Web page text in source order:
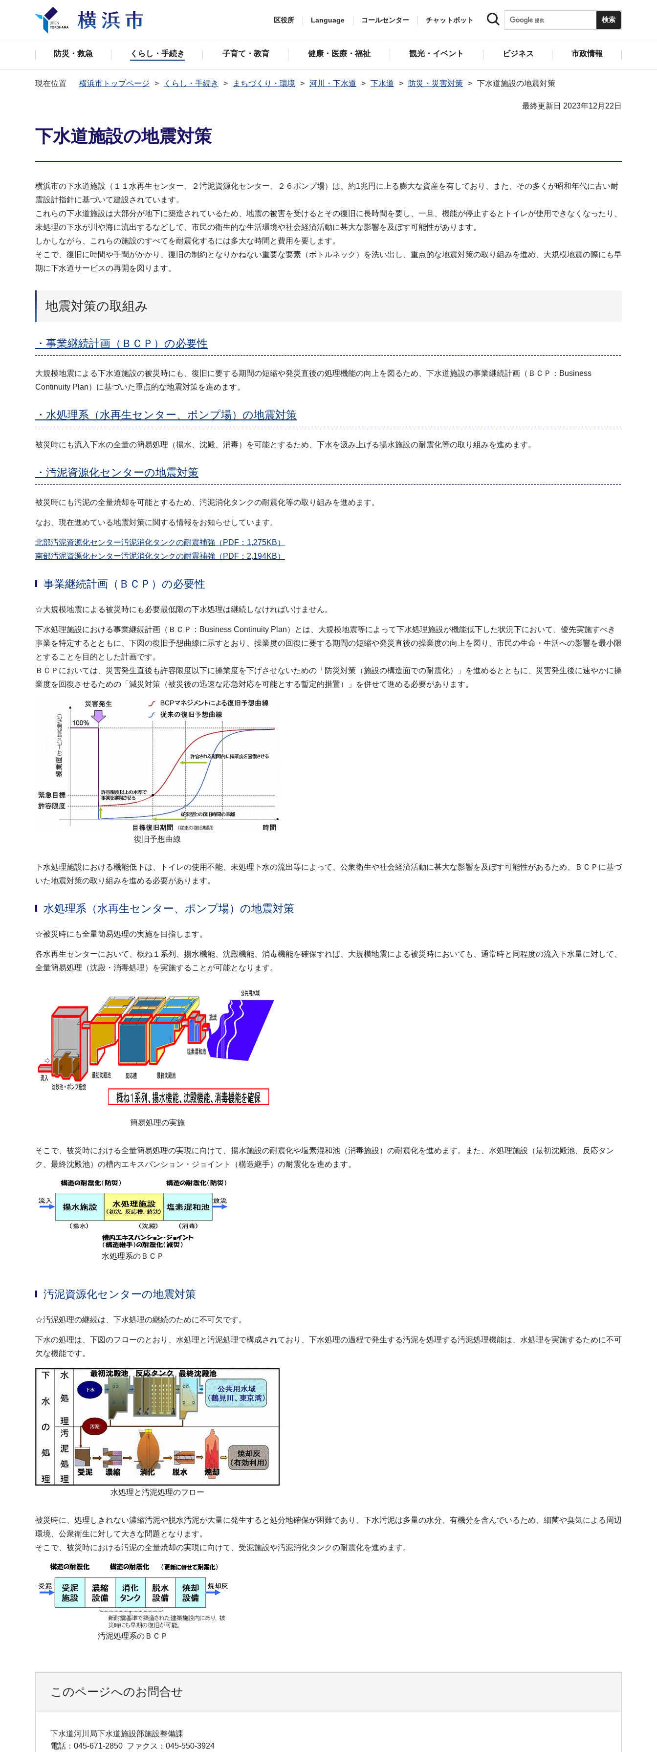
区役所 Language コールセンター チャットボット
防災・救急 くらし・手続き 子育て・教育 健康・医療・福祉 観光・イベント ビジネス 市政情報
現在位置 横浜市トップページ くらし・手続き まちづくり・環境 河川・下水道 下水道 防災・災害対策 下水道施設の地震対策
最終更新日 2023年12月22日
下水道施設の地震対策
横浜市の下水道施設（１１水再生センター、２汚泥資源化センター、２６ポンプ場）は、約1兆円に上る膨大な資産を有しており、また、その多くが昭和年代に古い耐
震設計指針に基づいて建設されています。
これらの下水道施設は大部分が地下に築造されているため、地震の被害を受けるとその復旧に長時間を要し、一旦、機能が停止するとトイレが使用できなくなったり、
未処理の下水が川や海に流出するなどして、市民の衛生的な生活環境や社会経済活動に甚大な影響を及ぼす可能性があります。
しかしながら、これらの施設のすべてを耐震化するには多大な時間と費用を要します。
そこで、復旧に時間や手間がかかり、復旧の制約となりかねない重要な要素（ボトルネック）を洗い出し、重点的な地震対策の取り組みを進め、大規模地震の際にも早
期に下水道サービスの再開を図ります。
地震対策の取組み
・事業継続計画（ＢＣＰ）の必要性
大規模地震による下水道施設の被災時にも、復旧に要する期間の短縮や発災直後の処理機能の向上を図るため、下水道施設の事業継続計画（ＢＣＰ：Business
Continuity Plan）に基づいた重点的な地震対策を進めます。
・水処理系（水再生センター、ポンプ場）の地震対策
被災時にも流入下水の全量の簡易処理（揚水、沈殿、消毒）を可能とするため、下水を汲み上げる揚水施設の耐震化等の取り組みを進めます。
・汚泥資源化センターの地震対策
被災時にも汚泥の全量焼却を可能とするため、汚泥消化タンクの耐震化等の取り組みを進めます。
なお、現在進めている地震対策に関する情報をお知らせしています。
北部汚泥資源化センター汚泥消化タンクの耐震補強（PDF：1,275KB）
南部汚泥資源化センター汚泥消化タンクの耐震補強（PDF：2,194KB）
事業継続計画（ＢＣＰ）の必要性
☆大規模地震による被災時にも必要最低限の下水処理は継続しなければいけません。
下水処理施設における事業継続計画（ＢＣＰ：Business Continuity Plan）とは、大規模地震等によって下水処理施設が機能低下した状況下において、優先実施すべき
事業を特定するとともに、下図の復旧予想曲線に示すとおり、操業度の回復に要する期間の短縮や発災直後の操業度の向上を図り、市民の生命・生活への影響を最小限
とすることを目的とした計画です。
ＢＣＰにおいては、災害発生直後も許容限度以下に操業度を下げさせないための「防災対策（施設の構造面での耐震化）」を進めるとともに、災害発生後に速やかに操
業度を回復させるための「減災対策（被災後の迅速な応急対応を可能とする暫定的措置）」を併せて進める必要があります。
復旧予想曲線
下水処理施設における機能低下は、トイレの使用不能、未処理下水の流出等によって、公衆衛生や社会経済活動に甚大な影響を及ぼす可能性があるため、ＢＣＰに基づ
いた地震対策の取り組みを進める必要があります。
水処理系（水再生センター、ポンプ場）の地震対策
☆被災時にも全量簡易処理の実施を目指します。
各水再生センターにおいて、概ね１系列、揚水機能、沈殿機能、消毒機能を確保すれば、大規模地震による被災時においても、通常時と同程度の流入下水量に対して、
全量簡易処理（沈殿・消毒処理）を実施することが可能となります。
簡易処理の実施
そこで、被災時における全量簡易処理の実現に向けて、揚水施設の耐震化や塩素混和池（消毒施設）の耐震化を進めます。また、水処理施設（最初沈殿池、反応タン
ク、最終沈殿池）の槽内エキスパンション・ジョイント（構造継手）の耐震化を進めます。
水処理系のＢＣＰ
汚泥資源化センターの地震対策
☆汚泥処理の継続は、下水処理の継続のために不可欠です。
下水の処理は、下図のフローのとおり、水処理と汚泥処理で構成されており、下水処理の過程で発生する汚泥を処理する汚泥処理機能は、水処理を実施するために不可
欠な機能です。
水処理と汚泥処理のフロー
被災時に、処理しきれない濃縮汚泥や脱水汚泥が大量に発生すると処分地確保が困難であり、下水汚泥は多量の水分、有機分を含んでいるため、細菌や臭気による周辺
環境、公衆衛生に対して大きな問題となります。
そこで、被災時における汚泥の全量焼却の実現に向けて、受泥施設や汚泥消化タンクの耐震化を進めます。
汚泥処理系のＢＣＰ
このページへのお問合せ
下水道河川局下水道施設部施設整備課
電話：045-671-2850 ファクス：045-550-3924